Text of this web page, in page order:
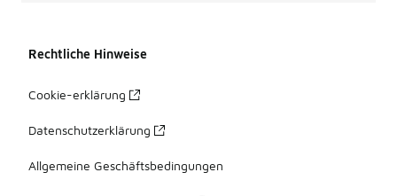
Rechtliche Hinweise
Cookie-erklärung
Datenschutzerklärung
Allgemeine Geschäftsbedingungen